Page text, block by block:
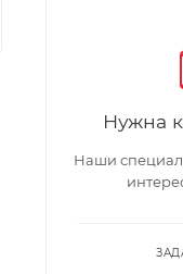
Нужна
Наши